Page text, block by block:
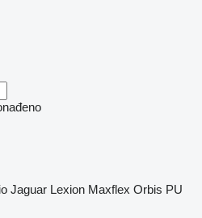
Jaguar Lexion Maxflex Orbis PU